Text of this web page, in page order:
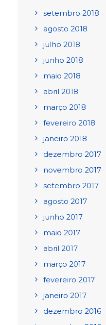
setembro 2018
agosto 2018
julho 2018
junho 2018
maio 2018
abril 2018
março 2018
fevereiro 2018
janeiro 2018
dezembro 2017
novembro 2017
setembro 2017
agosto 2017
junho 2017
maio 2017
abril 2017
março 2017
fevereiro 2017
janeiro 2017
dezembro 2016